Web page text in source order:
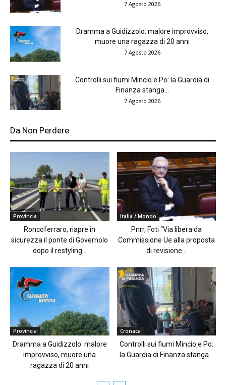
7 Agosto 2026
Dramma a Guidizzolo: malore improvviso,
muore una ragazza di 20 anni
7 Agosto 2026
Controlli sui fiumi Mincio e Po: la Guardia di
Finanza stanga...
7 Agosto 2026
Da Non Perdere
Provincia
Roncoferraro, riapre in
sicurezza il ponte di Governolo
dopo il restyling...
Italia / Mondo
Pnrr, Foti “Via libera da
Commissione Ue alla proposta
di revisione...
Provincia
Dramma a Guidizzolo: malore
improvviso, muore una
ragazza di 20 anni
Cronaca
Controlli sui fiumi Mincio e Po:
la Guardia di Finanza stanga...